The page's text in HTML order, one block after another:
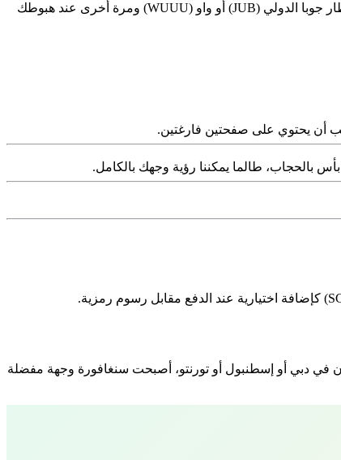
عندما تتم الموافقة على تأشيرتك، تصل إلى بريدك الإلكتروني. اطبع نسخة ملونة واحتفظ بها أيضاً على هاتفك. أظهرها عند تسجيل الوصول في مطار جوبا الدولي (JUB) أو واو (WUUU) ومرة أخرى عند هبوطك
في دبي أو إسطنبول أو تورنتو، أصبحت سنغافورة وجهة مفضلة